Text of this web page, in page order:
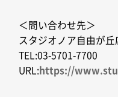
＜問い合わせ先＞
スタジオノア自由が
TEL:03-5701-7700
URL:https://